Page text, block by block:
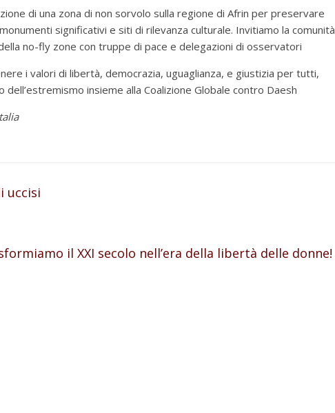
di una zona di non sorvolo sulla regione di Afrin per preservare
significativi e siti di rilevanza culturale. Invitiamo la comunità
no-fly zone con truppe di pace e delegazioni di osservatori
i valori di libertà, democrazia, uguaglianza, e giustizia per tutti,
insieme alla Coalizione Globale contro Daesh
uccisi
il XXI secolo nell’era della libertà delle donne!